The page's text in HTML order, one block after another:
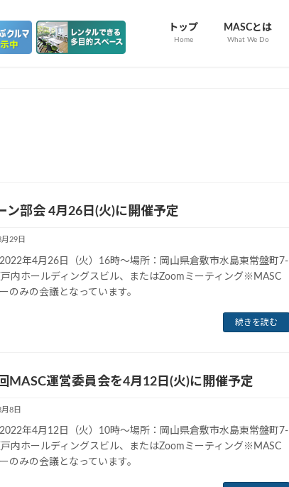
トップ
Home
MASCとは
What We Do
ン部会 4月26日(火)に開催予定
29日
年4月26日（火）16時～場所：岡山県倉敷市水島東常盤町7-
内ホールディングスビル、またはZoomミーティング※MASC
のみの会議となっています。
続きを読む
MASC運営委員会を4月12日(火)に開催予定
8日
年4月12日（火）10時～場所：岡山県倉敷市水島東常盤町7-
内ホールディングスビル、またはZoomミーティング※MASC
のみの会議となっています。